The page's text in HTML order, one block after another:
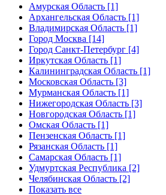
Амурская Область [1]
Архангельская Область [1]
Владимирская Область [1]
Город Москва [14]
Город Санкт-Петербург [4]
Иркутская Область [1]
Калининградская Область [1]
Московская Область [3]
Мурманская Область [1]
Нижегородская Область [3]
Новгородская Область [1]
Омская Область [1]
Пензенская Область [1]
Рязанская Область [1]
Самарская Область [1]
Удмуртская Республика [2]
Челябинская Область [2]
Показать все